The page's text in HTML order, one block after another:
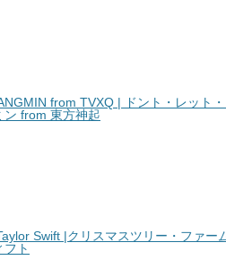
from TVXQ | ドント・レット・
ン from 東方神起
Swift |クリスマスツリー・ファー
ト